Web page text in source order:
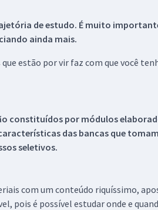
de estudo. É muito
ainda mais.
estão por vir faz com que você
constituídos por módulos
das bancas que
seletivos.
com um conteúdo riquíssimo,
pois é possível estudar onde e